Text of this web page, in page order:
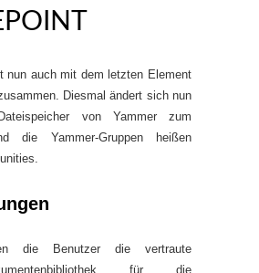
nun auch mit dem letzten Element
Diesmal ändert sich nun
von Yammer zum
die Yammer-Gruppen heißen
die Benutzer die vertraute
für die